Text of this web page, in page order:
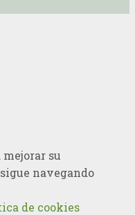
su
navegando
de cookies